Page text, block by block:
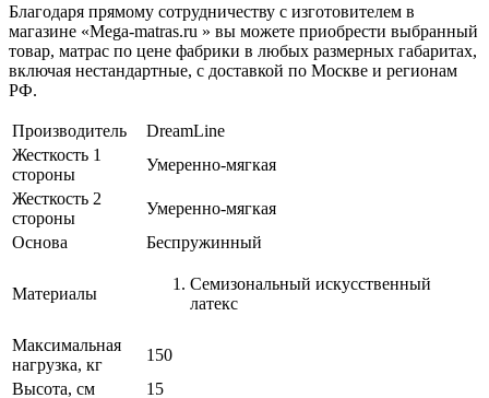
Благодаря прямому сотрудничеству с изготовителем в
магазине «Mega-matras.ru » вы можете приобрести выбранный
товар, матрас по цене фабрики в любых размерных габаритах,
включая нестандартные, с доставкой по Москве и регионам
РФ.
Производитель
DreamLine
Жесткость 1
стороны
Умеренно-мягкая
Жесткость 2
стороны
Умеренно-мягкая
Основа
Беспружинный
Материалы
Семизональный искусственный
латекс
Максимальная
нагрузка, кг
150
Высота, см
15